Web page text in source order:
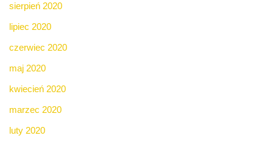
sierpień 2020
lipiec 2020
czerwiec 2020
maj 2020
kwiecień 2020
marzec 2020
luty 2020